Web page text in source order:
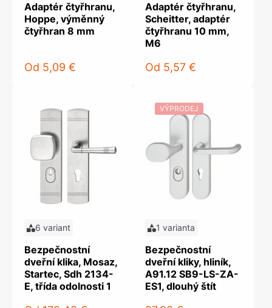
Adaptér čtyřhranu,
Hoppe, výměnný
čtyřhran 8 mm
Od 5,09 €
Adaptér čtyřhranu,
Scheitter, adaptér
čtyřhranu 10 mm,
M6
Od 5,57 €
6 variant
Bezpečnostní
dveřní klika, Mosaz,
Startec, Sdh 2134-
E, třída odolnosti 1
VÝPRODEJ
1 varianta
Bezpečnostní
dveřní kliky, hliník,
A91.12 SB9-LS-ZA-
ES1, dlouhý štít